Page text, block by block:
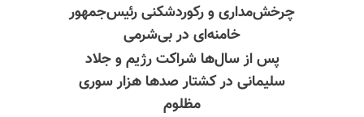
چرخش‌مداری و رکوردشکنی رئیس‌جمهور
خامنه‌ای در بی‌شرمی
پس از سال‌ها شراکت رژیم و جلاد
سلیمانی درکشتار صدها هزار سوری
مظلوم